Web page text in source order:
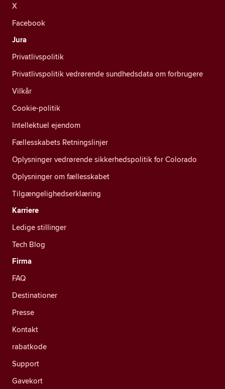
X
Facebook
Jura
Privatlivspolitik
Privatlivspolitik vedrørende sundhedsdata om forbrugere
Vilkår
Cookie-politik
Intellektuel ejendom
Fællesskabets Retningslinjer
Oplysninger vedrørende sikkerhedspolitik for Colorado
Oplysninger om fællesskabet
Tilgængelighedserklæring
Karriere
Ledige stillinger
Tech Blog
Firma
FAQ
Destinationer
Presse
Kontakt
rabatkode
Support
Gavekort